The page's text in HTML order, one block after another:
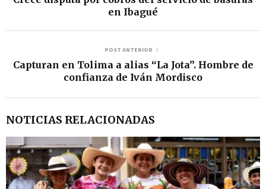
en Ibagué
POST ANTERIOR
Capturan en Tolima a alias “La Jota”. Hombre de
confianza de Iván Mordisco
NOTICIAS RELACIONADAS